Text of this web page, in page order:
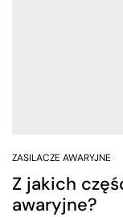
ZASILACZE AWARYJNE
Z jakich
awaryjne?